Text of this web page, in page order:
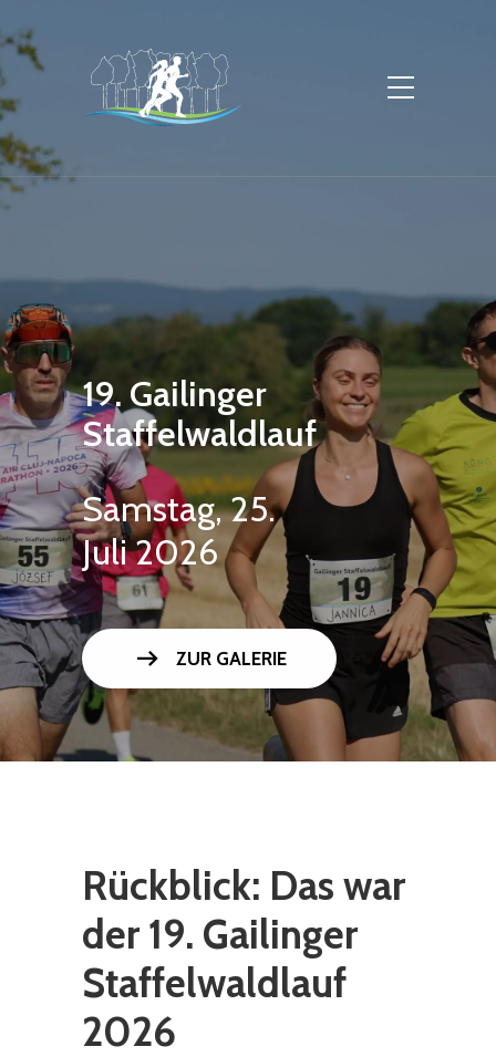
19. Gailinger
Staffelwaldlauf
Samstag, 25.
Juli 2026
arrow_right_alt ZUR GALERIE
Rückblick: Das war
der 19. Gailinger
Staffelwaldlauf
2026